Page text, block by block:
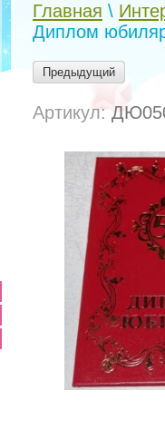
Главная \
Диплом
Предыдущий
Артикул: